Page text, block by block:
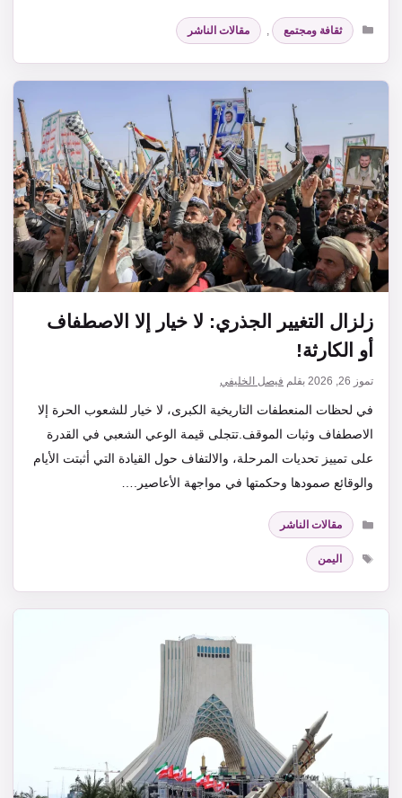
التصنيفات
ثقافة ومجتمع , مقالات الناشر
زلزال التغيير الجذري: لا خيار إلا الاصطفاف
أو الكارثة!
تموز 26, 2026 بقلم فيصل الخليفي
في لحظات المنعطفات التاريخية الكبرى، لا خيار للشعوب الحرة إلا
الاصطفاف وثبات الموقف.تتجلى قيمة الوعي الشعبي في القدرة
على تمييز تحديات المرحلة، والالتفاف حول القيادة التي أثبتت الأيام
والوقائع صمودها وحكمتها في مواجهة الأعاصير.…
التصنيفات
مقالات الناشر
الوسوم
اليمن